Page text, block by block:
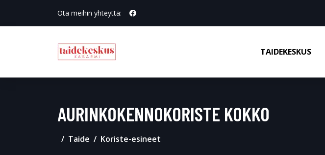
Ota meihin yhteyttä:
TAIDEKESKUS
AURINKOKENNOKORISTE KOKKO
Taide Koriste-esineet